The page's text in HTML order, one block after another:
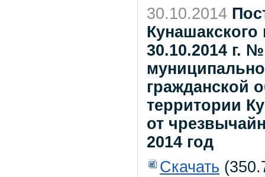
30.10.2014
30.10.2014 г.
гражданской
территории
от
2014 год
Скачать